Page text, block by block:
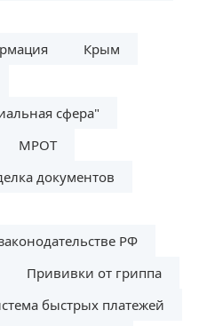
Крым
сфера"
МРОТ
документов
РФ
Прививки от гриппа
быстрых платежей